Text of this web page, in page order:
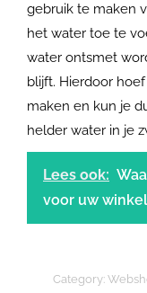
gebruik te maken
het water toe te
water ontsmet
blijft. Hierdoor
maken en kun je
helder water in je
Lees ook:
voor uw
Category: